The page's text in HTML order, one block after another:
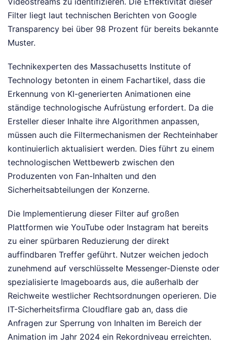
Filter liegt laut technischen Berichten von Google
Transparency bei über 98 Prozent für bereits bekannte
Muster.
Technikexperten des Massachusetts Institute of
Technology betonten in einem Fachartikel, dass die
Erkennung von KI-generierten Animationen eine
ständige technologische Aufrüstung erfordert. Da die
Ersteller dieser Inhalte ihre Algorithmen anpassen,
müssen auch die Filtermechanismen der Rechteinhaber
kontinuierlich aktualisiert werden. Dies führt zu einem
technologischen Wettbewerb zwischen den
Produzenten von Fan-Inhalten und den
Sicherheitsabteilungen der Konzerne.
Die Implementierung dieser Filter auf großen
Plattformen wie YouTube oder Instagram hat bereits
zu einer spürbaren Reduzierung der direkt
auffindbaren Treffer geführt. Nutzer weichen jedoch
zunehmend auf verschlüsselte Messenger-Dienste oder
spezialisierte Imageboards aus, die außerhalb der
Reichweite westlicher Rechtsordnungen operieren. Die
IT-Sicherheitsfirma Cloudflare gab an, dass die
Anfragen zur Sperrung von Inhalten im Bereich der
Animation im Jahr 2024 ein Rekordniveau erreichten.